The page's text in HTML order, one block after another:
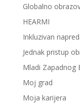
Globalno
HEARMI
Inkluzivan
Jednak pristup
Mladi Zapadnog
Moj grad
Moja karijera